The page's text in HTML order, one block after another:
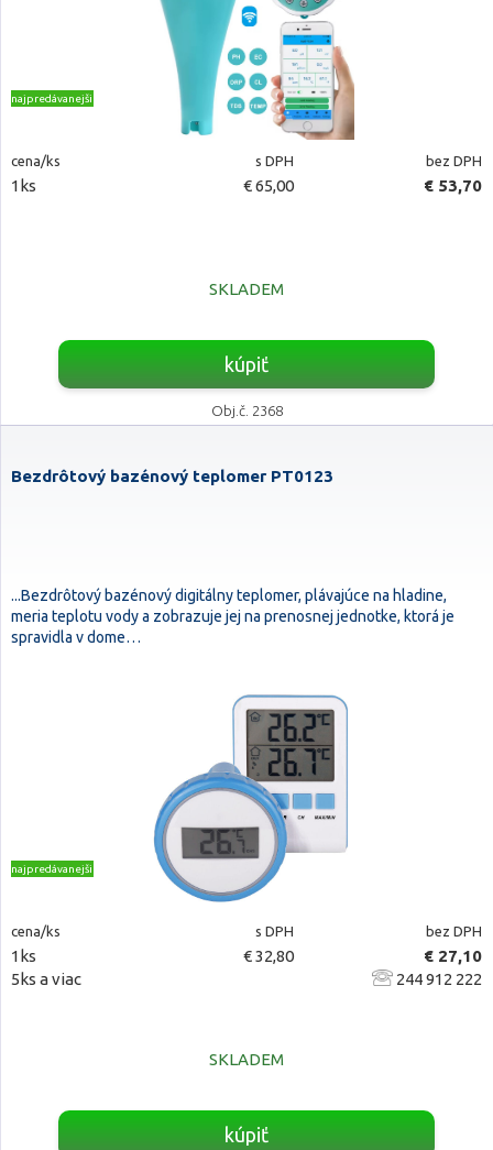
najpredávanejšie
cena/ks s DPH bez DPH
1ks € 65,00 € 53,70
SKLADEM
kúpiť
Obj.č. 2368
Bezdrôtový bazénový teplomer PT0123
...Bezdrôtový bazénový digitálny teplomer, plávajúce na hladine,
meria teplotu vody a zobrazuje jej na prenosnej jednotke, ktorá je
spravidla v dome…
najpredávanejšie
cena/ks s DPH bez DPH
1ks € 32,80
€ 27,10
5ks a viac
244 912 222
SKLADEM
kúpiť